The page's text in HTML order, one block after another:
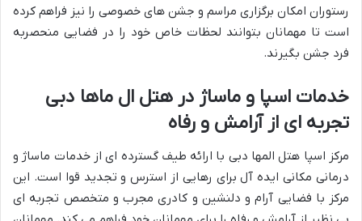
رستوران امکان برگزاری مراسم و جشن های خصوصی را نیز فراهم کرده
است تا مهمانان بتوانند لحظات خاص خود را در فضایی منحصربه
فرد جشن بگیرند.
خدمات اسپا و ماساژ در هتل ال ماها دبی
تجربه ای از آرامش و رفاه
مرکز اسپا هتل المها دبی با ارائه طیف گسترده ای از خدمات ماساژ و
درمانی مکانی ایده آل برای رهایی از استرس و تجدید قوا است. این
مرکز با فضایی آرام و دلنشین و کادری مجرب و متخصص تجربه ای